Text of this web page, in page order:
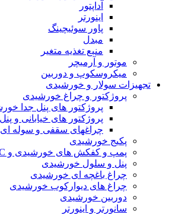
آداپتور
اینورتر
پاور سوئیچینگ
مبدل
منبع تغذیه متغیر
موتور و آرمیچر
میکروسکوپ و دوربین
تجهیزات سولار و خورشیدی
پروژکتور و چراغ خورشیدی
پروژکتور های پنل جدا
پروژکتور های خیابانی و
چراغهای سقفی و سوله
پکیج خورشیدی
پمپ و کفکش های خورشیدی و DC
پنل و سلول خورشیدی
چراغ باغچه ای خورشیدی
چراغ های دیوارکوب خورشیدی
دوربین خورشیدی
سانورتر و اینورتر